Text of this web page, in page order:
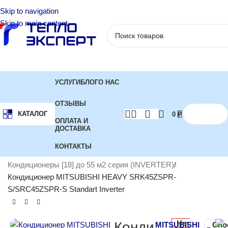
Skip to navigation
Skip to main content
КАТАЛОГ
УСЛУГИБЛОГО НАС
ОТЗЫВЫ
ОПЛАТА И
ДОСТАВКА
КОНТАКТЫ
0 ₽
Кондиционеры [18] до 55 м2 серия (INVERTER)
Кондиционер MITSUBISHI HEAVY SRK45ZSPR-
S/SRC45ZSPR-S Standart Inverter
MITSUBISHI
Нет